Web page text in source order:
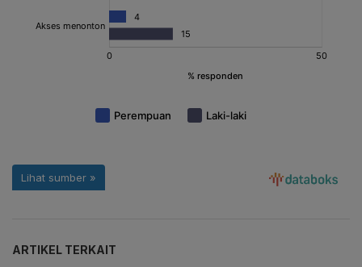
ARTIKEL TERKAIT